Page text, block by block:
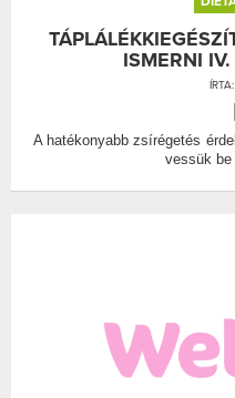
ISMERNI
ÍRTA:
A hatékonyabb zsírégetés
vessük